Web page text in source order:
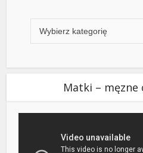
Matki – męzne